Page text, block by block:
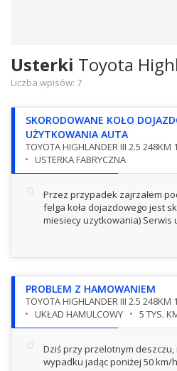
Usterki Toyota
Liczba wpisów: 7
SKORODOWANE KOŁO
UŻYTKOWANIA AUTA
TOYOTA HIGHLANDER III 2.5 248KM
USTERKA FABRYCZNA
Przez przypadek zajrzałem
felga koła dojazdowego jest
miesiecy uzytkowania) Serwis
PROBLEM Z HAMOWANIEM
TOYOTA HIGHLANDER III 2.5 248KM
UKŁAD HAMULCOWY
5 TYS.
Dziś przy przelotnym deszczu,
wypadku jadąc poniżej 50 km/